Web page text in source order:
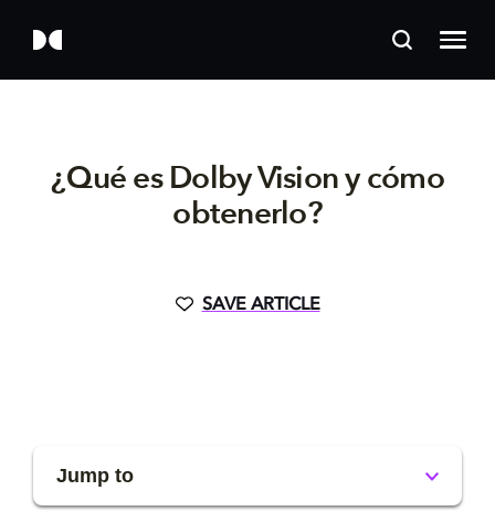
¿Qué es Dolby Vision y cómo
obtenerlo?
SAVE ARTICLE
Jump to